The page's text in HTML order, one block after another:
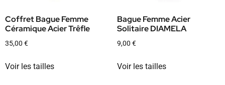
Coffret Bague Femme
Céramique Acier Trêfle
35,00 €
Voir les tailles
Bague Femme Acier
Solitaire DIAMELA
9,00 €
Voir les tailles